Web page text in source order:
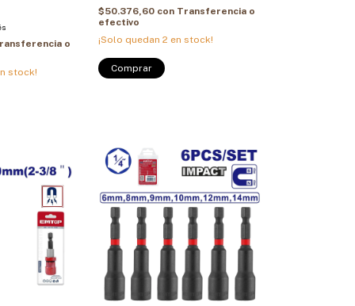
o
stock!
$50.376,60 con Transferencia o
efectivo
¡Solo quedan 2 en stock!